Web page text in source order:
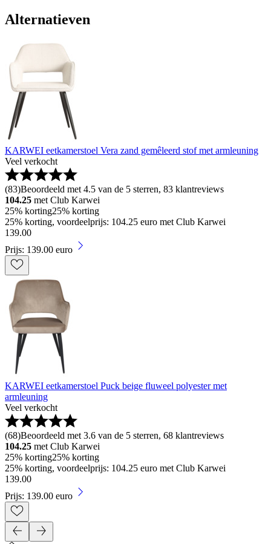
Alternatieven
KARWEI eetkamerstoel Vera zand gemêleerd stof met armleuning
Veel verkocht
(83)Beoordeeld met 4.5 van de 5 sterren, 83 klantreviews
104.25 met Club Karwei
25% korting25% korting
25% korting, voordeelprijs: 104.25 euro met Club Karwei
139.00
Prijs: 139.00 euro
KARWEI eetkamerstoel Puck beige fluweel polyester met
armleuning
Veel verkocht
(68)Beoordeeld met 3.6 van de 5 sterren, 68 klantreviews
104.25 met Club Karwei
25% korting25% korting
25% korting, voordeelprijs: 104.25 euro met Club Karwei
139.00
Prijs: 139.00 euro